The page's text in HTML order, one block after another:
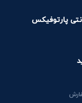
پارتوفیکس